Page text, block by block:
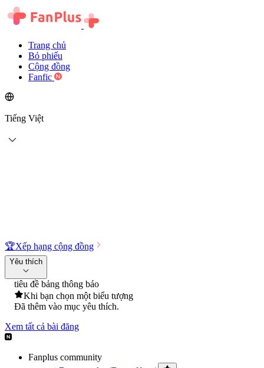
Trang chủ
Bỏ phiếu
Cộng đồng
Fanfic
Tiếng Việt
🏆Xếp hạng cộng đồng
Yêu thích
tiêu đề bảng thông báo
Khi bạn chọn một biểu tượng
Đã thêm vào mục yêu thích.
Xem tất cả bài đăng
Fanplus community